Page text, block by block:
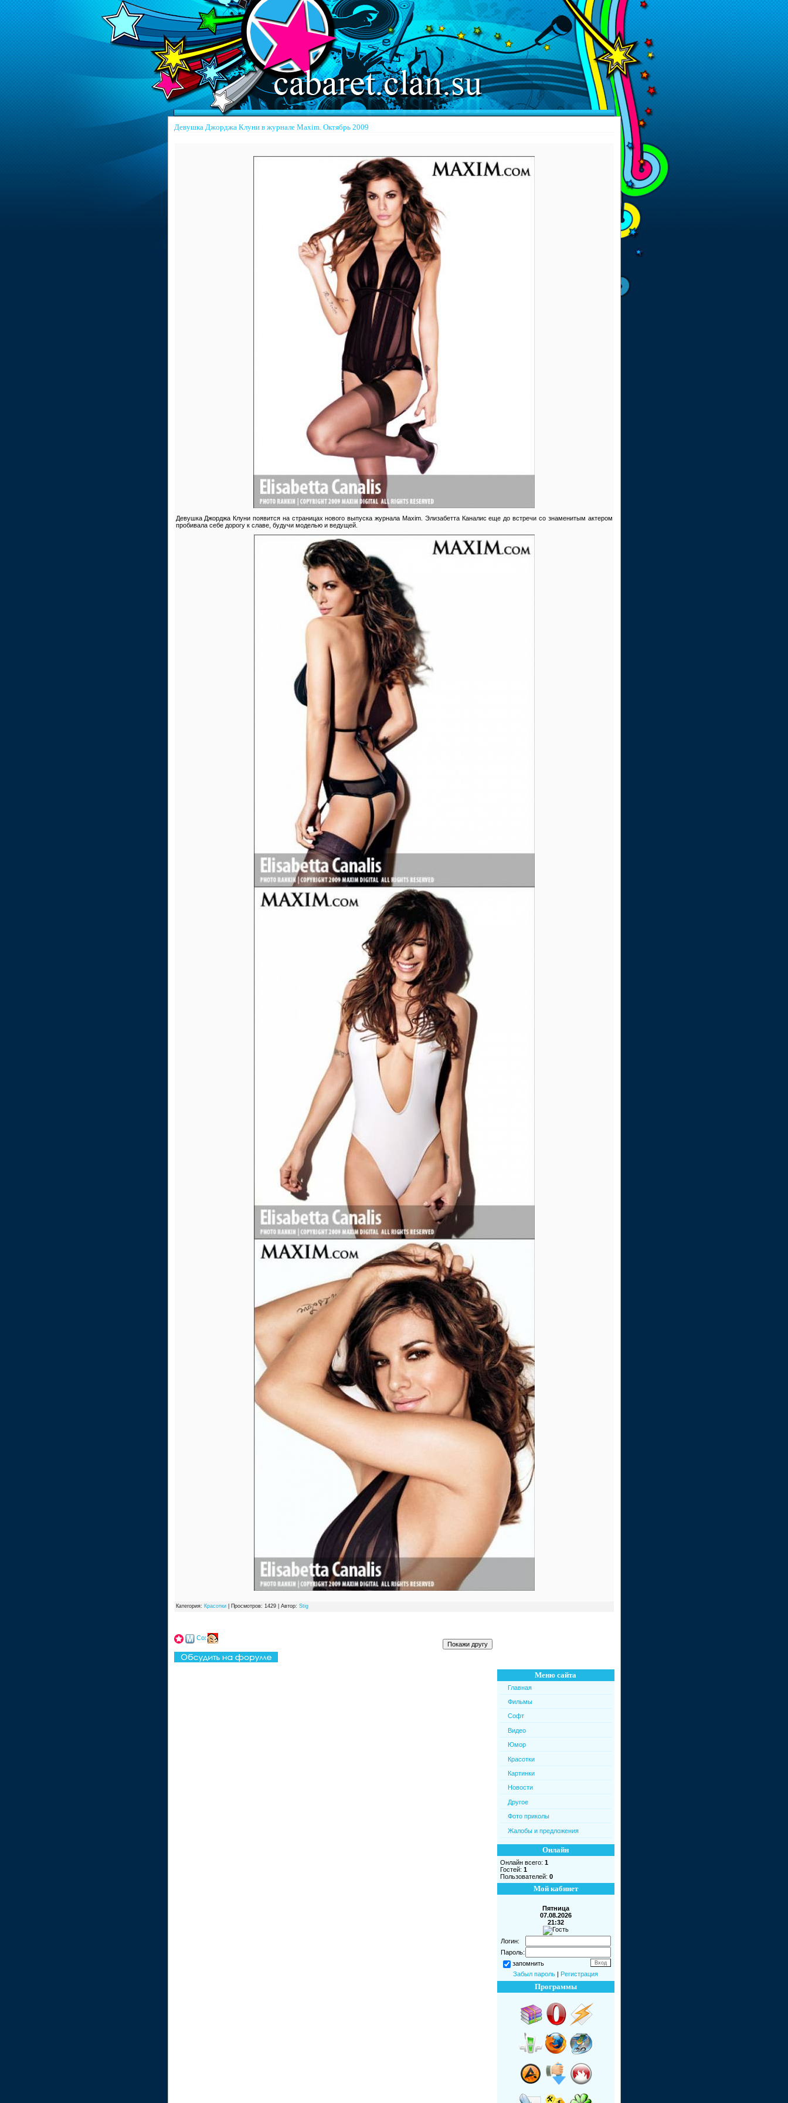
Девушка Джорджа Клуни в журнале Maxim. Октябрь 2009
Девушка Джорджа Клуни появится на страницах нового выпуска журнала Maxim. Элизабетта Каналис еще до встречи со знаменитым актером
пробивала себе дорогу к славе, будучи моделью и ведущей.
Категория: Красотки| Просмотров: 1429 | Автор: Stig
Меню сайта
Главная
Фильмы
Софт
Видео
Юмор
Красотки
Картинки
Новости
Другое
Фото приколы
Жалобы и предложения
Онлайн
Онлайн всего: 1
Гостей: 1
Пользователей: 0
Мой кабинет
Пятница
07.08.2026
21:32
Логин:
Пароль:
запомнить
Забыл пароль | Регистрация
Программы